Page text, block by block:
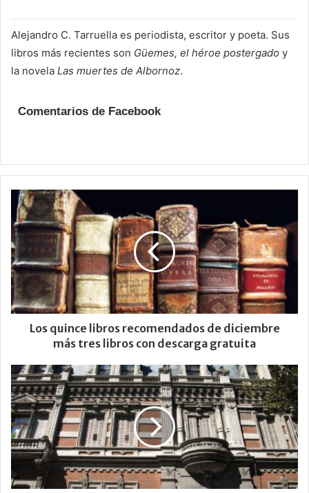
Alejandro C. Tarruella es periodista, escritor y poeta. Sus
libros más recientes son Güemes, el héroe postergado y
la novela Las muertes de Albornoz.
Comentarios de Facebook
Los quince libros recomendados de diciembre
más tres libros con descarga gratuita